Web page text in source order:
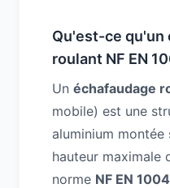
Qu'est-ce qu'un
roulant NF EN
Un échafaudage
mobile) est une
aluminium
hauteur maximale
norme NF EN 1004